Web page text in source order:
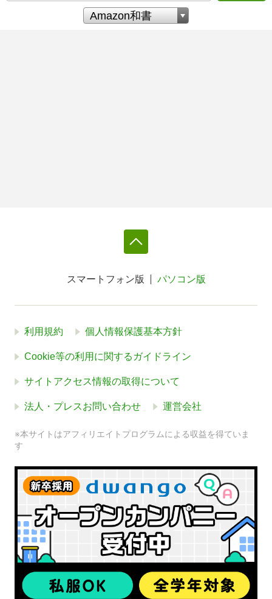
スマートフォン版 パソコン版
利用規約 個人情報保護基本方針
Cookie等の利用に関するガイドライン
サイトアクセス情報の取得について
法人・プレスお問い合わせ 運営会社
※本サイトはアフィリエイトプログラムによる収益を得ていま
す